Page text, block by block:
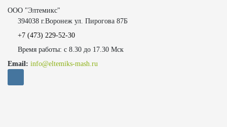
ООО "Элтемикс"
394038 г.Воронеж ул. Пирогова 87Б
+7 (473) 229-52-30
Время работы: с 8.30 до 17.30 Мск
Email: info@eltemiks-mash.ru